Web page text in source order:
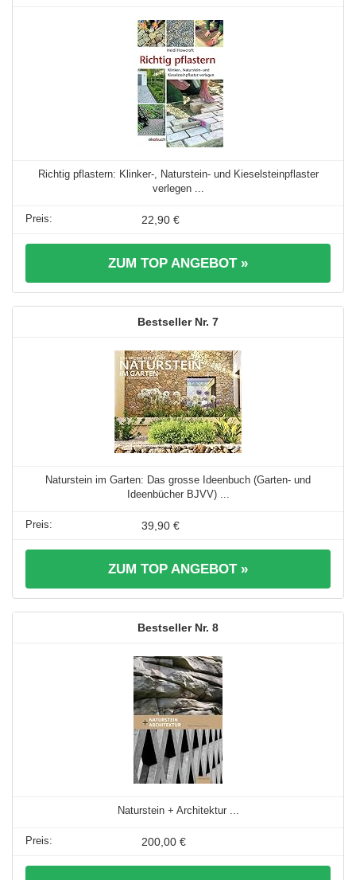
Richtig pflastern: Klinker-, Naturstein- und Kieselsteinpflaster
verlegen ...
22,90 €
ZUM TOP ANGEBOT »
7
Naturstein im Garten: Das grosse Ideenbuch (Garten- und
Ideenbücher BJVV) ...
39,90 €
ZUM TOP ANGEBOT »
8
Naturstein + Architektur ...
200,00 €